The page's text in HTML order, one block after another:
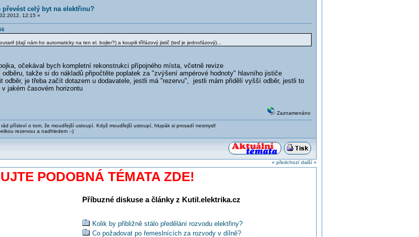
převést celý byt na elektřinu?
12:15 »
(dají nám ho automaticky na ten el. bojler?) a koupili třífázový jistič (teď je jednofázový)...
očekával bych kompletní rekonstrukci přípojného místa, včetně revize
takže si do nákladů připočtěte poplatek za "zvýšení ampérové hodnoty" hlavního jističe
odběr, je třeba začít dotazem u dodavatele, jestli má "rezervu", jestli mám přidělí vyšší odběr, jestli to
jakém časovém horizontu
Zaznamenáno
přísloví o tom, že moudřejší ustoupí. Když moudřejší ustoupí, hlupák si prosadí nesmysl!
rezervou a nadhledem :-)
« předchozí další »
PODOBNÁ TÉMATA ZDE!
Příbuzné diskuse a články z Kutil.elektrika.cz
Kolik by přibližně stálo předělání rozvodu elektřiny?
Co požadovat po řemeslnících za rozvody v dílně?